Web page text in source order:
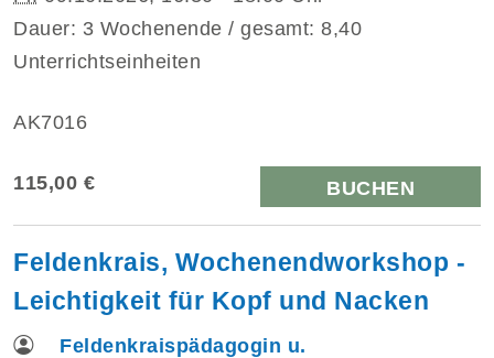
Dauer: 3 Wochenende / gesamt: 8,40
Unterrichtseinheiten
AK7016
115,00 € BUCHEN
Feldenkrais, Wochenendworkshop -
Leichtigkeit für Kopf und Nacken
Feldenkraispädagogin u.